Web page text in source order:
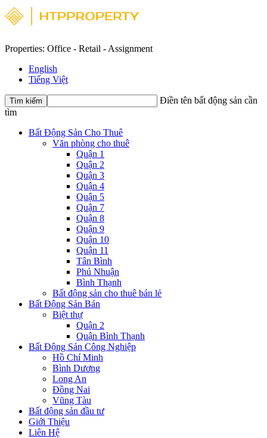
Properties: Office - Retail - Assignment
English
Tiếng Việt
Tìm kiếm
Điền tên bất động sản cần
tìm
Bất Động Sản Cho Thuê
Văn phòng cho thuê
Quận 1
Quận 2
Quận 3
Quận 4
Quận 5
Quận 7
Quận 8
Quận 9
Quận 10
Quận 11
Tân Bình
Phú Nhuận
Bình Thạnh
Bất động sản cho thuê bán lẻ
Bất Động Sản Bán
Biệt thự
Quận 2
Quận Bình Thạnh
Bất Động Sản Công Nghiệp
Hồ Chí Minh
Bình Dương
Long An
Đồng Nai
Vũng Tàu
Bất động sản đầu tư
Giới Thiệu
Liên Hệ